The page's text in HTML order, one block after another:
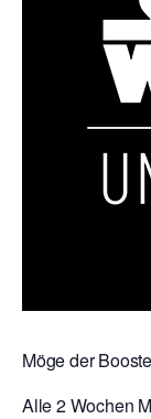
Möge der
Alle 2 Wochen